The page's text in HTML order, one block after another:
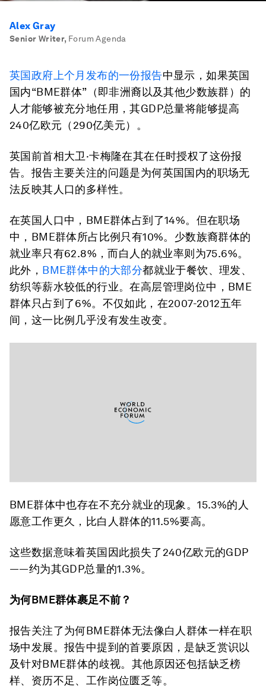
Alex Gray
Senior Writer, Forum Agenda
英国政府上个月发布的一份报告中显示，如果英国
国内“BME群体”（即非洲裔以及其他少数族群）的
人才能够被充分地任用，其GDP总量将能够提高
240亿欧元（290亿美元）。
英国前首相大卫·卡梅隆在其在任时授权了这份报
告。报告主要关注的问题是为何英国国内的职场无
法反映其人口的多样性。
在英国人口中，BME群体占到了14%。但在职场
中，BME群体所占比例只有10%。少数族裔群体的
就业率只有62.8%，而白人的就业率则为75.6%。
此外， BME群体中的大部分都就业于餐饮、理发、
纺织等薪水较低的行业。在高层管理岗位中，BME
群体只占到了6%。不仅如此，在2007-2012五年
间，这一比例几乎没有发生改变。
BME群体中也存在不充分就业的现象。15.3%的人
愿意工作更久，比白人群体的11.5%要高。
这些数据意味着英国因此损失了240亿欧元的GDP
——约为其GDP总量的1.3%。
为何BME群体裹足不前？
报告关注了为何BME群体无法像白人群体一样在职
场中发展。报告中提到的首要原因，是缺乏赏识以
及针对BME群体的歧视。其他原因还包括缺乏榜
样、资历不足、工作岗位匮乏等。